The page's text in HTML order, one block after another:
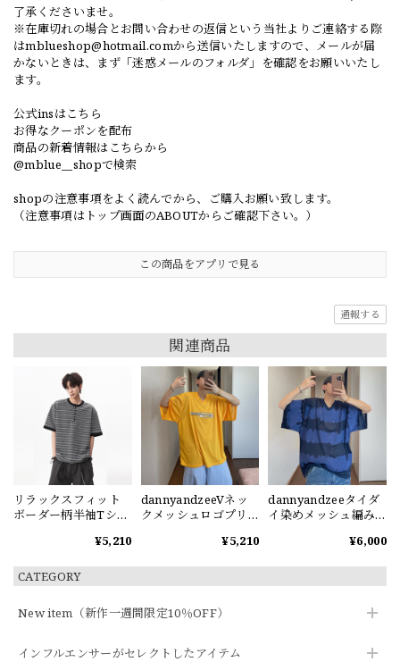
CATEGORY
New item（新作一週間限定10％OFF）
インフルエンサーがセレクトしたアイテム
了承くださいませ。
※在庫切れの場合とお問い合わせの返信という当社よりご連絡する際
はmblueshop@hotmail.comから送信いたしますので、メールが届
かないときは、まず「迷惑メールのフォルダ」を確認をお願いいたし
ます。
公式insはこちら
お得なクーポンを配布
商品の新着情報はこちらから
@mblue__shopで検索
shopの注意事項をよく読んでから、ご購入お願い致します。
（注意事項はトップ画面のABOUTからご確認下さい。）
この商品をアプリで見る
通報する
関連商品
リラックスフィット
ボーダー柄半袖Tシャ
¥5,210
dannyandzeeVネッ
クメッシュロゴプリ
¥5,210
dannyandzeeタイダ
イ染めメッシュ編みV
¥6,000